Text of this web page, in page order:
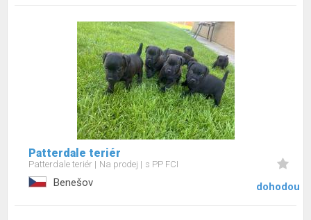
Patterdale teriér
Patterdale teriér Na prodej s PP FCI
Benešov dohodou